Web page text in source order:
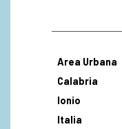
Area Urbana
Calabria
Ionio
Italia